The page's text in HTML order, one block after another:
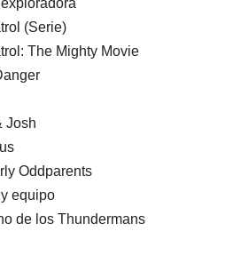
(Serie)
The Mighty Movie
Josh
Oddparents
equipo
de los Thundermans